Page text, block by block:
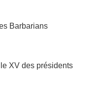
Barbarians
XV des présidents